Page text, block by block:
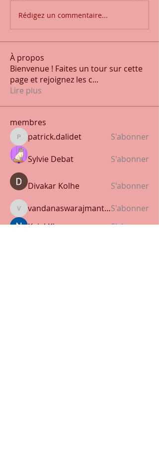
Rédigez un commentaire...
À propos
Bienvenue ! Faites un tour sur cette
page et rejoignez les c...
Lire plus
membres
patrick.dalidet
patrick.dalidet S'abonner
Sylvie Debat S'abonner
Divakar Kolhe S'abonner
vandanaswarajmanturgekar vandanaswarajmanturgekarS'abonner
Kajal Khomane
S'abonner